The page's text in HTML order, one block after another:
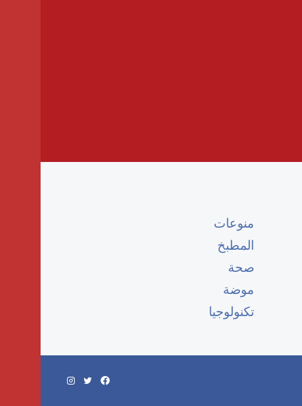
منوعات
المطبخ
صحة
موضة
تكنولوجيا
فيسبوك
تويترانستقرام